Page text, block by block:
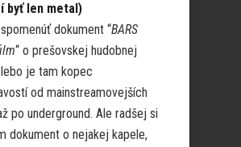
byť len metal)
dokument “BARS
“ o prešovskej hudobnej
je tam kopec
od mainstreamovejších
po underground. Ale radšej si
dokument o nejakej kapele,